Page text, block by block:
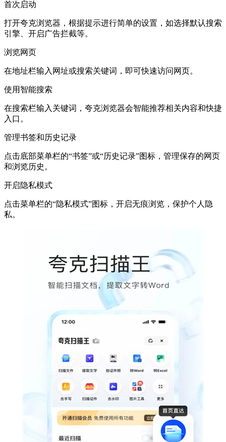
首次启动
打开夸克浏览器，根据提示进行简单的设置，如选择默认搜索
引擎、开启广告拦截等。
浏览网页
在地址栏输入网址或搜索关键词，即可快速访问网页。
使用智能搜索
在搜索栏输入关键词，夸克浏览器会智能推荐相关内容和快捷
入口。
管理书签和历史记录
点击底部菜单栏的“书签”或“历史记录”图标，管理保存的网页
和浏览历史。
开启隐私模式
点击菜单栏的“隐私模式”图标，开启无痕浏览，保护个人隐
私。